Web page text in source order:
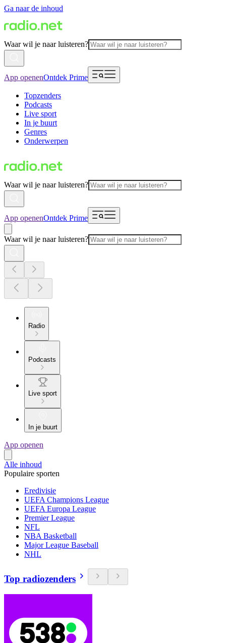
Ga naar de inhoud
Waar wil je naar luisteren?
App openenOntdek Prime
Topzenders
Podcasts
Live sport
In je buurt
Genres
Onderwerpen
Waar wil je naar luisteren?
App openenOntdek Prime
Waar wil je naar luisteren?
Radio
Podcasts
Live sport
In je buurt
App openen
Alle inhoud
Populaire sporten
Eredivisie
UEFA Champions League
UEFA Europa League
Premier League
NFL
NBA Basketball
Major League Baseball
NHL
Top radiozenders